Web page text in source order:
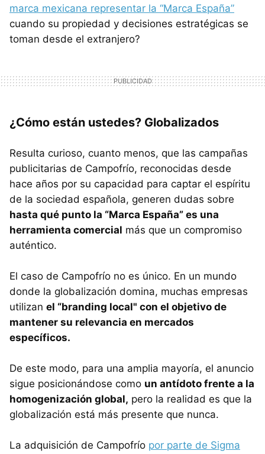
marca mexicana representar la “Marca España”
cuando su propiedad y decisiones estratégicas se
toman desde el extranjero?
¿Cómo están ustedes? Globalizados
Resulta curioso, cuanto menos, que las campañas
publicitarias de Campofrío, reconocidas desde
hace años por su capacidad para captar el espíritu
de la sociedad española, generen dudas sobre
hasta qué punto la “Marca España” es una
herramienta comercial más que un compromiso
auténtico.
El caso de Campofrío no es único. En un mundo
donde la globalización domina, muchas empresas
utilizan el “branding local" con el objetivo de
mantener su relevancia en mercados
específicos.
De este modo, para una amplia mayoría, el anuncio
sigue posicionándose como un antídoto frente a la
homogenización global, pero la realidad es que la
globalización está más presente que nunca.
La adquisición de Campofrío por parte de Sigma